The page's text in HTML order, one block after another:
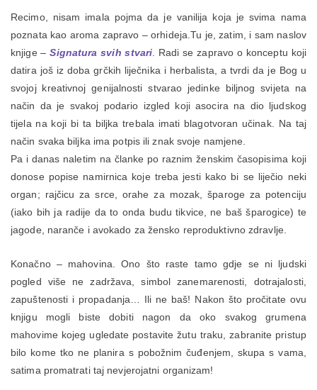
Recimo, nisam imala pojma da je vanilija koja je svima nama
poznata kao aroma zapravo – orhideja.Tu je, zatim, i sam naslov
knjige –Signatura svih stvari . Radi se zapravo o konceptu koji
datira još iz doba grčkih liječnika i herbalista, a tvrdi da je Bog u
svojoj kreativnoj genijalnosti stvarao jedinke biljnog svijeta na
način da je svakoj podario izgled koji asocira na dio ljudskog
tijela na koji bi ta biljka trebala imati blagotvoran učinak. Na taj
način svaka biljka ima potpis ili znak svoje namjene.
Pa i danas naletim na članke po raznim ženskim časopisima koji
donose popise namirnica koje treba jesti kako bi se liječio neki
organ; rajčicu za srce, orahe za mozak, šparoge za potenciju
(iako bih ja radije da to onda budu tikvice, ne baš šparogice) te
jagode, naranče i avokado za žensko reproduktivno zdravlje.
Konačno – mahovina. Ono što raste tamo gdje se ni ljudski
pogled više ne zadržava, simbol zanemarenosti, dotrajalosti,
zapuštenosti i propadanja… Ili ne baš! Nakon što pročitate ovu
knjigu mogli biste dobiti nagon da oko svakog grumena
mahovime kojeg ugledate postavite žutu traku, zabranite pristup
bilo kome tko ne planira s pobožnim čuđenjem, skupa s vama,
satima promatrati taj nevjerojatni organizam!